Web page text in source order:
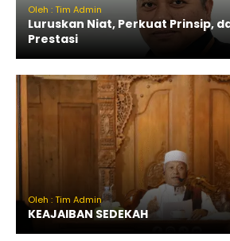
Oleh : Tim Admin
Luruskan Niat, Perkuat Prinsip,
Prestasi
Oleh : Tim Admin
KEAJAIBAN SEDEKAH